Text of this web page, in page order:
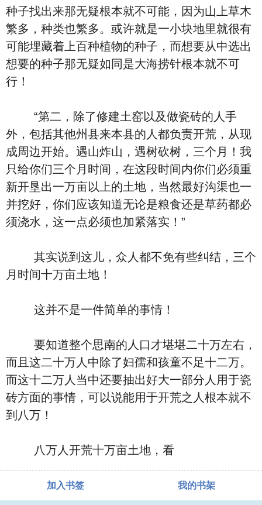
种子找出来那无疑根本就不可能，因为山上草木
繁多，种类也繁多。或许就是一小块地里就很有
可能埋藏着上百种植物的种子，而想要从中选出
想要的种子那无疑如同是大海捞针根本就不可
行！
“第二，除了修建土窑以及做瓷砖的人手
外，包括其他州县来本县的人都负责开荒，从现
成周边开始。遇山炸山，遇树砍树，三个月！我
只给你们三个月时间，在这段时间内你们必须重
新开垦出一万亩以上的土地，当然最好沟渠也一
并挖好，你们应该知道无论是粮食还是草药都必
须浇水，这一点必须也加紧落实！”
其实说到这儿，众人都不免有些纠结，三个
月时间十万亩土地！
这并不是一件简单的事情！
要知道整个思南的人口才堪堪二十万左右，
而且这二十万人中除了妇孺和孩童不足十二万。
而这十二万人当中还要抽出好大一部分人用于瓷
砖方面的事情，可以说能用于开荒之人根本就不
到八万！
八万人开荒十万亩土地，看
加入书签 我的书架